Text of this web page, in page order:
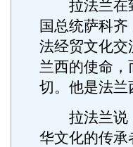
拉法兰在致
国总统萨科
法经贸文化交
兰西的使命
切。他是法兰
拉法兰说，
华文化的传承